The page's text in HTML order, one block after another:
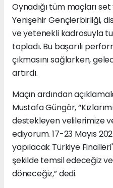
Oynadığı tüm maçları
Yenişehir Gençlerbirliği,
ve yetenekli kadrosuyla
topladı. Bu başarılı
çıkmasını sağlarken,
artırdı.
Maçın ardından
Mustafa Güngör,
destekleyen velilerimize
ediyorum. 17-23 Mayıs
yapılacak Türkiye
şekilde temsil edeceğiz
döneceğiz,” dedi.